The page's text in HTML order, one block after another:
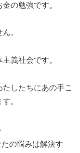
の勉強です。
。
義社会です。
したちにあの手こ
。
の悩みは解決す